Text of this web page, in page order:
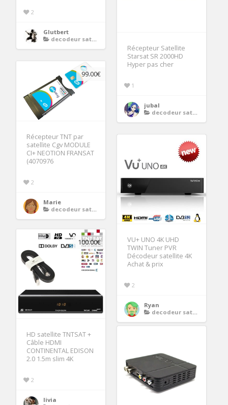
2
Glutbert
decodeur satellite 4k
Récepteur Satellite
Starsat SR 2000HD
Hyper pas cher
1
jubal
decodeur satellite 4k
99.00€
Récepteur TNT par
satellite Cgv MODULE
CI+ NEOTION FRANSAT
(4070976
2
Marie
decodeur satellite 4k
VU+ UNO 4K UHD
TWIN Tuner PVR
Décodeur satellite 4K
Achat & prix
2
Ryan
decodeur satellite 4k
100.00€
HD satellite TNTSAT +
Câble HDMI
CONTINENTAL EDISON
2.0 1.5m slim 4K
2
livia